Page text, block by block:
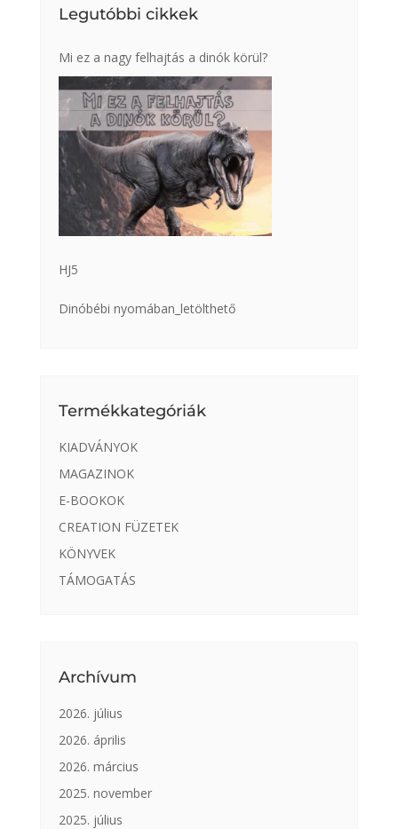
Legutóbbi cikkek
Mi ez a nagy felhajtás a dinók körül?
HJ5
Dinóbébi nyomában_letölthető
Termékkategóriák
KIADVÁNYOK
MAGAZINOK
E-BOOKOK
CREATION FÜZETEK
KÖNYVEK
TÁMOGATÁS
Archívum
2026. július
2026. április
2026. március
2025. november
2025. július